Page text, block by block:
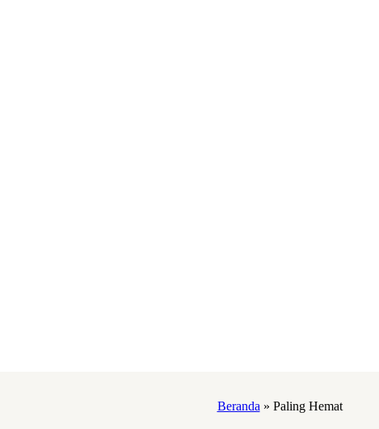
Beranda » Paling Hemat